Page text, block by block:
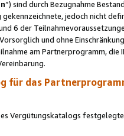
“) sind durch Bezugnahme
jedoch nicht
6 der
und ohne
am Partnerprogramm,
für das
Vergütungskatalogs